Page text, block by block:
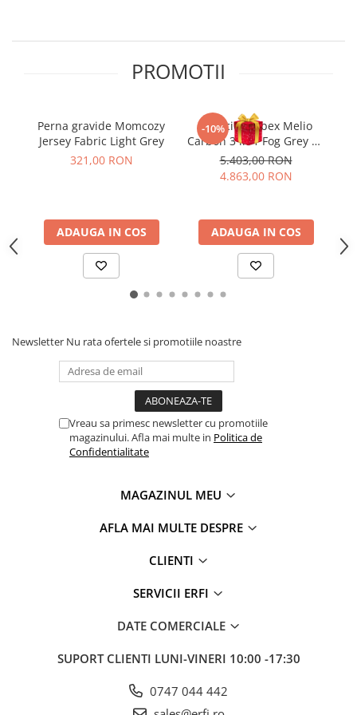
Frumusete si Bijuterii
Jocuri de societate
PROMOTII
Perna gravide Momcozy
Jersey Fabric Light Grey
321,00 RON
ADAUGA IN COS
-10%
Carucior Cybex Melio
Carbon 3 in 1 Fog Grey cu
Scoica Auto Cloud G3 Plus
5.403,00 RON
4.863,00 RON
ADAUGA IN COS
Newsletter Nu rata ofertele si promotiile noastre
Vreau sa primesc newsletter cu promotiile
magazinului. Afla mai multe in Politica de
Confidentialitate
MAGAZINUL MEU
AFLA MAI MULTE DESPRE
CLIENTI
SERVICII ERFI
DATE COMERCIALE
SUPORT CLIENTI LUNI-VINERI 10:00 -17:30
0747 044 442